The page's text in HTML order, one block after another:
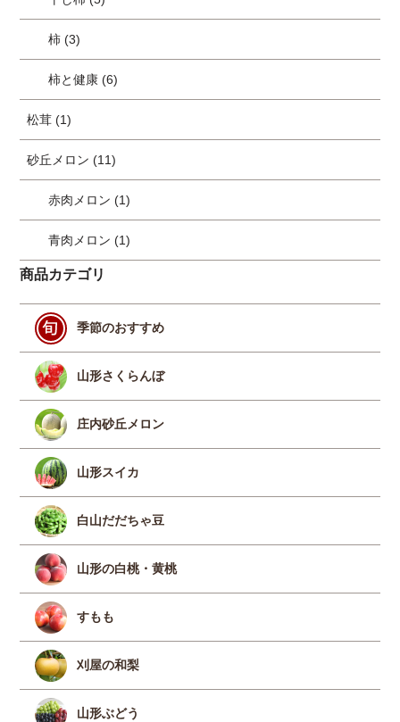
柿 (3)
柿と健康 (6)
松茸 (1)
砂丘メロン (11)
赤肉メロン (1)
青肉メロン (1)
商品カテゴリ
季節のおすすめ
山形さくらんぼ
庄内砂丘メロン
山形スイカ
白山だだちゃ豆
山形の白桃・黄桃
すもも
刈屋の和梨
山形ぶどう